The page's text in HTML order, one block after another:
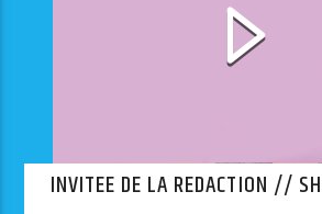
INVITEE DE LA REDACTION //